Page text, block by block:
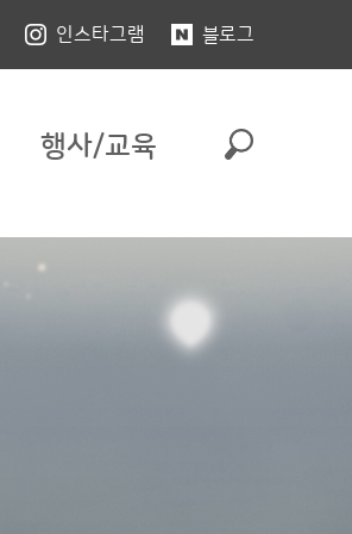
인스타그램 블로그
행사/교육